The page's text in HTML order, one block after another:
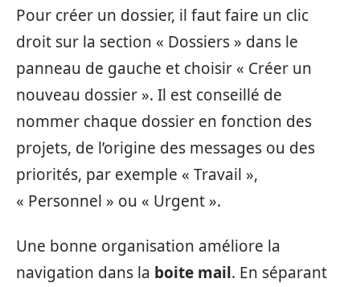
Pour créer un dossier, il faut faire un clic
droit sur la section « Dossiers » dans le
panneau de gauche et choisir « Créer un
nouveau dossier ». Il est conseillé de
nommer chaque dossier en fonction des
projets, de l’origine des messages ou des
priorités, par exemple « Travail »,
« Personnel » ou « Urgent ».
Une bonne organisation améliore la
navigation dans la boite mail. En séparant